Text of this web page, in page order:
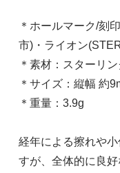
＊ホールマーク/刻
市)・ライオン
＊素材：スターリ
＊サイズ：縦幅 約
＊重量：3.9g
経年による擦れや
すが、全体的に良好